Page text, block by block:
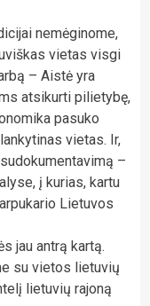
nemėginome,
vietas visgi
– Aistė yra
atsikurti pilietybę,
pasuko
vietas. Ir,
–
į kurias, kartu
Lietuvos
jau antrą kartą.
su vietos lietuvių
lietuvių rajoną